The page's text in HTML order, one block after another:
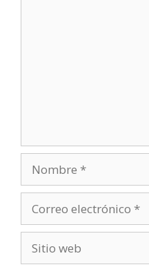
electrónico
web